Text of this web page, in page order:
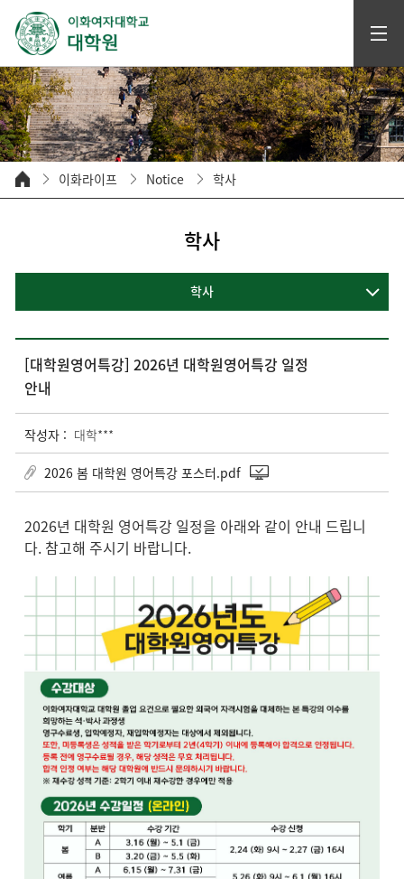
이화라이프 Notice 학사
학사
학사
[대학원영어특강] 2026년 대학원영어특강 일정
안내
작성자 : 대학***
2026 봄 대학원 영어특강 포스터.pdf
2026년 대학원 영어특강 일정을 아래와 같이 안내 드립니
다. 참고해 주시기 바랍니다.